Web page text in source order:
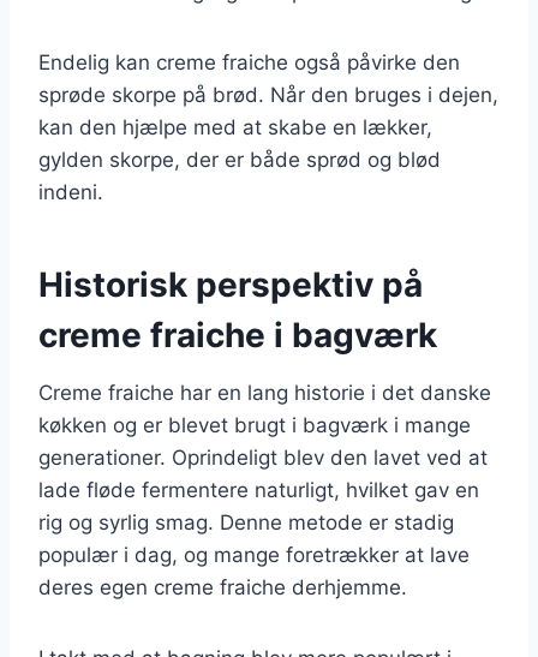
Endelig kan creme fraiche også påvirke den
sprøde skorpe på brød. Når den bruges i dejen,
kan den hjælpe med at skabe en lækker,
gylden skorpe, der er både sprød og blød
indeni.
Historisk perspektiv på
creme fraiche i bagværk
Creme fraiche har en lang historie i det danske
køkken og er blevet brugt i bagværk i mange
generationer. Oprindeligt blev den lavet ved at
lade fløde fermentere naturligt, hvilket gav en
rig og syrlig smag. Denne metode er stadig
populær i dag, og mange foretrækker at lave
deres egen creme fraiche derhjemme.